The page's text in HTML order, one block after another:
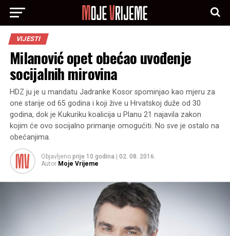
VIJESTI
Milanović opet obećao uvođenje
socijalnih mirovina
HDZ ju je u mandatu Jadranke Kosor spominjao kao mjeru za
one starije od 65 godina i koji žive u Hrvatskoj duže od 30
godina, dok je Kukuriku koalicija u Planu 21 najavila zakon
kojim će ovo socijalno primanje omogućiti. No sve je ostalo na
obećanjima.
Objavljeno prije 10 godina
02. 08. 2016.
Autor Moje Vrijeme